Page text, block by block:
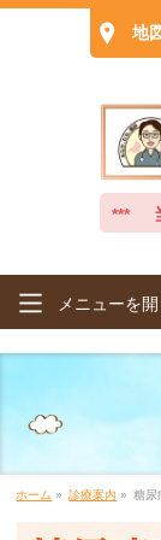
***
地
メニューを開
ホーム » 診療案内 » 糖尿